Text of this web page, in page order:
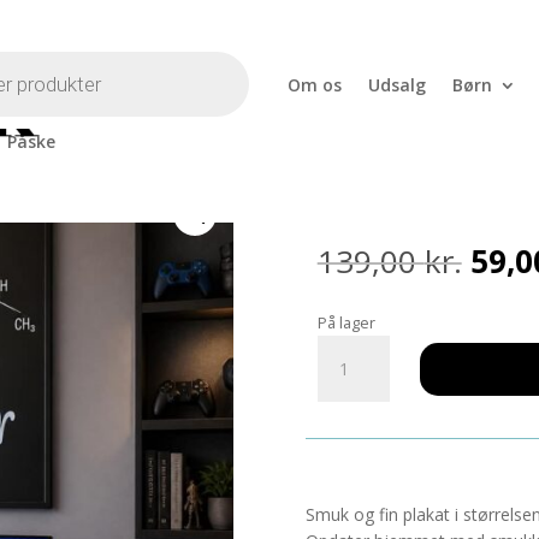
Om os Udsalg Børn
Påske
139,00kr. Den
var:
På lager
Gamer
Smuk og fin plakat i